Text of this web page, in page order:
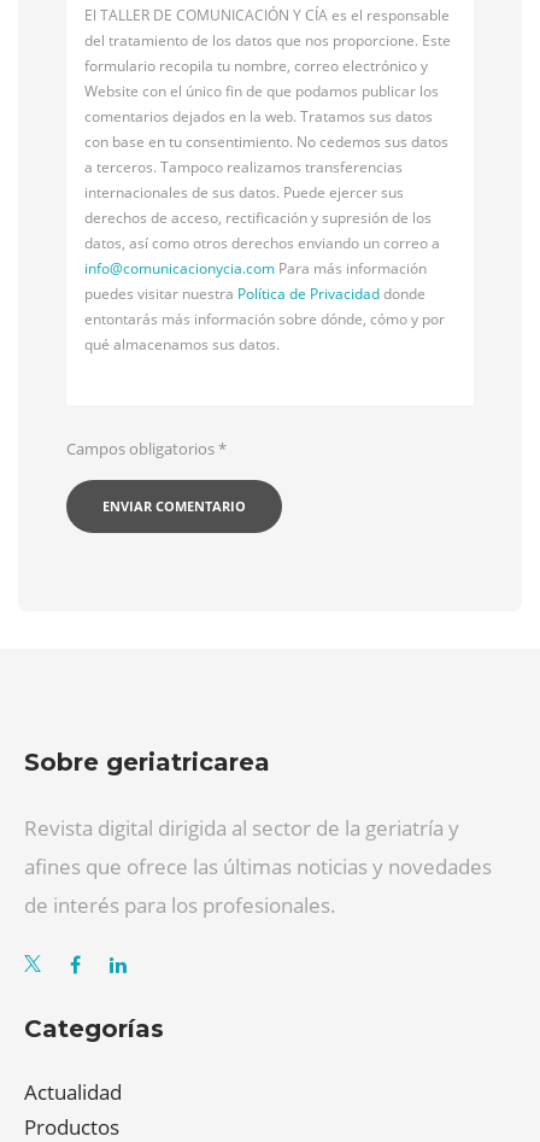
El TALLER DE COMUNICACIÓN Y CÍA es el responsable
del tratamiento de los datos que nos proporcione. Este
formulario recopila tu nombre, correo electrónico y
Website con el único fin de que podamos publicar los
comentarios dejados en la web. Tratamos sus datos
con base en tu consentimiento. No cedemos sus datos
a terceros. Tampoco realizamos transferencias
internacionales de sus datos. Puede ejercer sus
derechos de acceso, rectificación y supresión de los
datos, así como otros derechos enviando un correo a
info@comunicacionycia.com Para más información
puedes visitar nuestra Política de Privacidaddonde
entontarás más información sobre dónde, cómo y por
qué almacenamos sus datos.
Campos obligatorios*
Sobre geriatricarea
Revista digital dirigida al sector de la geriatría y
afines que ofrece las últimas noticias y novedades
de interés para los profesionales.
Categorías
Actualidad
Productos